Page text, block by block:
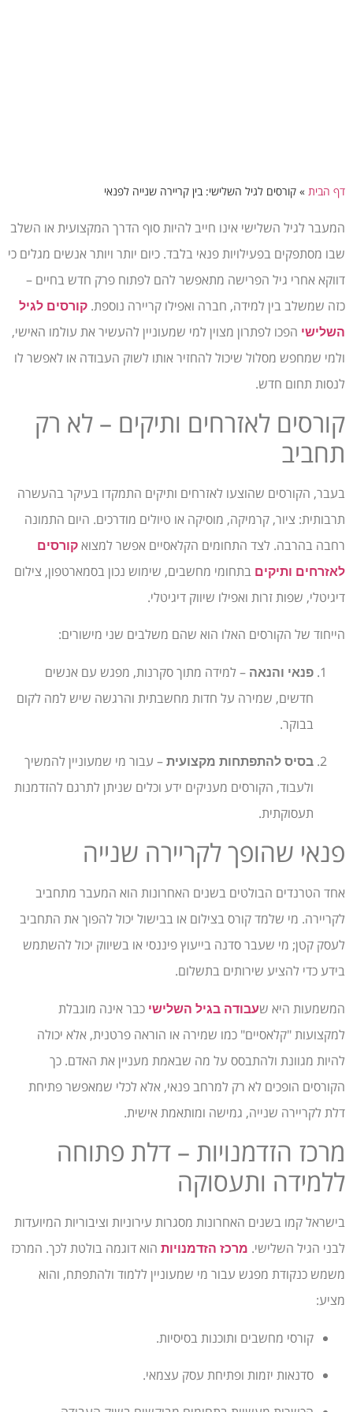
דף הבית » קורסים לגיל השלישי: בין קריירה שנייה לפנאי
המעבר לגיל השלישי אינו חייב להיות סוף הדרך המקצועית או השלב
שבו מסתפקים בפעילויות פנאי בלבד. כיום יותר ויותר אנשים מגלים כי
דווקא אחרי גיל הפרישה מתאפשר להם לפתוח פרק חדש בחיים –
כזה שמשלב בין למידה, חברה ואפילו קריירה נוספת. קורסים לגיל
השלישי הפכו לפתרון מצוין למי שמעוניין להעשיר את עולמו האישי,
ולמי שמחפש מסלול שיכול להחזיר אותו לשוק העבודה או לאפשר לו
לנסות תחום חדש.
קורסים לאזרחים ותיקים – לא רק
תחביב
בעבר, הקורסים שהוצעו לאזרחים ותיקים התמקדו בעיקר בהעשרה
תרבותית: ציור, קרמיקה, מוסיקה או טיולים מודרכים. היום התמונה
רחבה בהרבה. לצד התחומים הקלאסיים אפשר למצוא קורסים
לאזרחים ותיקים בתחומי מחשבים, שימוש נכון בסמארטפון, צילום
דיגיטלי, שפות זרות ואפילו שיווק דיגיטלי.
הייחוד של הקורסים האלו הוא שהם משלבים שני מישורים:
פנאי והנאה – למידה מתוך סקרנות, מפגש עם אנשים
חדשים, שמירה על חדות מחשבתית והרגשה שיש למה לקום
בבוקר.
בסיס להתפתחות מקצועית – עבור מי שמעוניין להמשיך
ולעבוד, הקורסים מעניקים ידע וכלים שניתן לתרגם להזדמנות
תעסוקתית.
פנאי שהופך לקריירה שנייה
אחד הטרנדים הבולטים בשנים האחרונות הוא המעבר מתחביב
לקריירה. מי שלמד קורס בצילום או בבישול יכול להפוך את התחביב
לעסק קטן; מי שעבר סדנה בייעוץ פיננסי או בשיווק יכול להשתמש
בידע כדי להציע שירותים בתשלום.
המשמעות היא שעבודה בגיל השלישי כבר אינה מוגבלת
למקצועות "קלאסיים" כמו שמירה או הוראה פרטנית, אלא יכולה
להיות מגוונת ולהתבסס על מה שבאמת מעניין את האדם. כך
הקורסים הופכים לא רק למרחב פנאי, אלא לכלי שמאפשר פתיחת
דלת לקריירה שנייה, גמישה ומותאמת אישית.
מרכז הזדמנויות – דלת פתוחה
ללמידה ותעסוקה
בישראל קמו בשנים האחרונות מסגרות עירוניות וציבוריות המיועדות
לבני הגיל השלישי. מרכז הזדמנויות הוא דוגמה בולטת לכך. המרכז
משמש כנקודת מפגש עבור מי שמעוניין ללמוד ולהתפתח, והוא
מציע:
קורסי מחשבים ותוכנות בסיסיות.
סדנאות יזמות ופתיחת עסק עצמאי.